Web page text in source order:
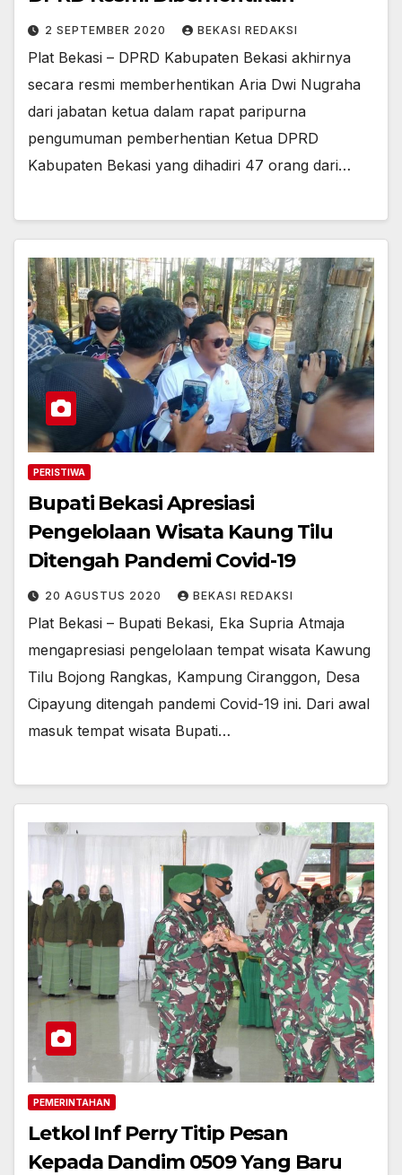
2 SEPTEMBER 2020 BEKASI REDAKSI
Plat Bekasi – DPRD Kabupaten Bekasi akhirnya
secara resmi memberhentikan Aria Dwi Nugraha
dari jabatan ketua dalam rapat paripurna
pengumuman pemberhentian Ketua DPRD
Kabupaten Bekasi yang dihadiri 47 orang dari…
PERISTIWA
Bupati Bekasi Apresiasi
Pengelolaan Wisata Kaung Tilu
Ditengah Pandemi Covid-19
20 AGUSTUS 2020 BEKASI REDAKSI
Plat Bekasi – Bupati Bekasi, Eka Supria Atmaja
mengapresiasi pengelolaan tempat wisata Kawung
Tilu Bojong Rangkas, Kampung Ciranggon, Desa
Cipayung ditengah pandemi Covid-19 ini. Dari awal
masuk tempat wisata Bupati…
PEMERINTAHAN
Letkol Inf Perry Titip Pesan
Kepada Dandim 0509 Yang Baru